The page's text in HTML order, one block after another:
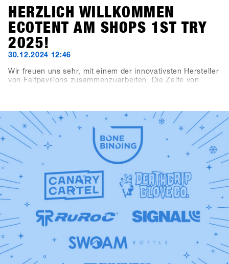
HERZLICH WILLKOMMEN
ECOTENT AM SHOPS 1ST TRY
2025!
30.12.2024 12:46
Wir freuen uns sehr, mit einem der innovativsten Hersteller
von Faltpavillons zusammenzuarbeiten. Die Zelte von
der Eingangsbereich zur Indoorarea präsentieren sich im
neuen SHOPS 1st TRY Design.Schau dir unsere neuen
Zelte am SHOPS 1st TRY genauer an!Check out Ecotent
https://www.ecotent-faltpavillons.de